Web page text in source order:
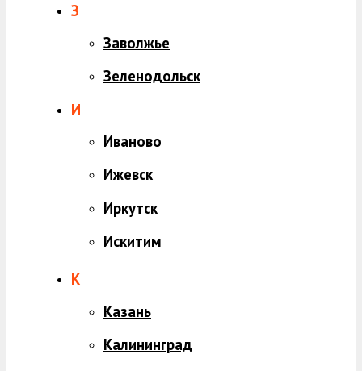
З
Заволжье
Зеленодольск
И
Иваново
Ижевск
Иркутск
Искитим
К
Казань
Калининград